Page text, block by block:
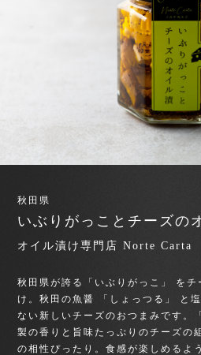
秋田県
いぶりがっことチーズの
オイル漬け専門店 Norte Carta
秋田県が誇る「いぶりがっこ」 を
け。秋田の魚醤 「しょっつる」 と
ない新しいチーズのおつまみです。
製の香りと旨味たっぷりのチーズの
の相性ぴったり。食感が楽しめるよ